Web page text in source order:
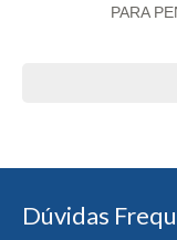
PARA
Dúvidas